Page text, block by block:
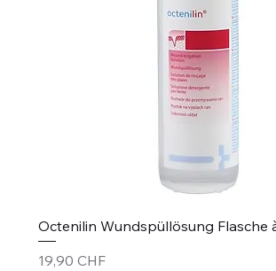
Octenilin Wundspüllösung Flasche
Preis
19,90 CHF